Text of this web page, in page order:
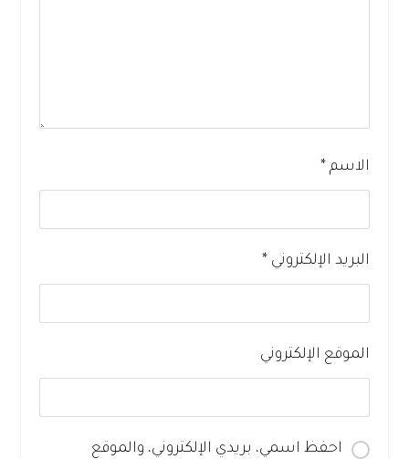
الاسم *
البريد الإلكتروني *
الموقع الإلكتروني
احفظ اسمي، بريدي الإلكتروني، والموقع